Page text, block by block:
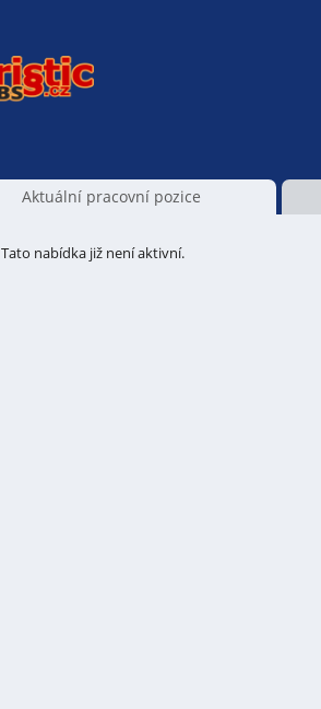
Aktuální pracovní pozice
Tato nabídka již není aktivní.